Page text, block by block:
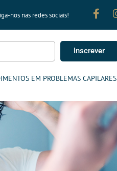
nos nas redes sociais!
Inscrever
EM PROBLEMAS CAPILARES